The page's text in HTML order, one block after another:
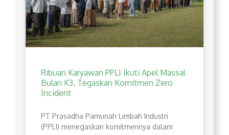
Ribuan Karyawan PPLI Ikuti Apel Massal
Bulan K3, Tegaskan Komitmen Zero
Incident
PT Prasadha Pamunah Limbah Industri
(PPLI) menegaskan komitmennya dalam